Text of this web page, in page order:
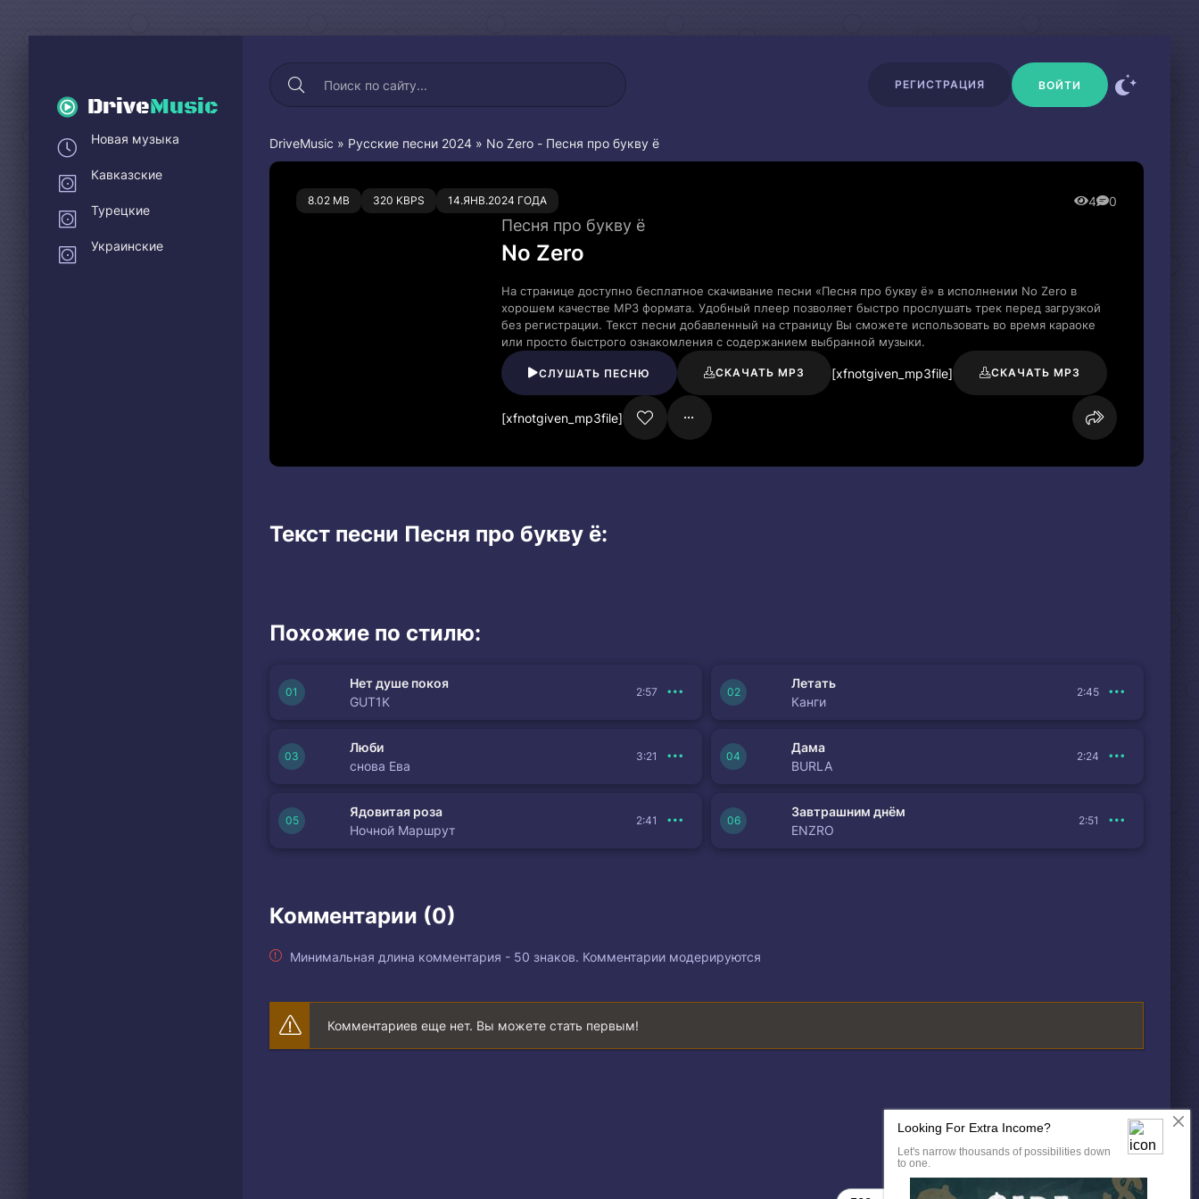
DriveMusic
РЕГИСТРАЦИЯ ВОЙТИ
DriveMusic » Русские песни 2024 » No Zero - Песня про букву ё
8.02 MB 320 KBPS 14.ЯНВ.2024 ГОДА 4 0
0 0
Песня про букву ё
No Zero
На странице доступно бесплатное скачивание песни «Песня про букву ё» в исполнении No Zero в
хорошем качестве MP3 формата. Удобный плеер позволяет быстро прослушать трек перед загрузкой
без регистрации. Текст песни добавленный на страницу Вы сможете использовать во время караоке
или просто быстрого ознакомления с содержанием выбранной музыки.
СЛУШАТЬ ПЕСНЮ СКАЧАТЬ MP3 [xfnotgiven_mp3file] СКАЧАТЬ MP3
[xfnotgiven_mp3file]
Текст песни Песня про букву ё:
Похожие по стилю:
Нет душе покоя
GUT1K
2:57
Летать
Канги
2:45
Люби
снова Ева
3:21
Дама
BURLA
2:24
Ядовитая роза
Ночной Маршрут
2:41
Завтрашним днём
ENZRO
2:51
Комментарии (0)
Минимальная длина комментария - 50 знаков. Комментарии модерируются
Комментариев еще нет. Вы можете стать первым!
Новая музыка
Кавказские
Турецкие
Украинские